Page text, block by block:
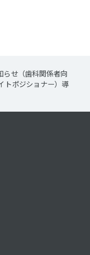
らせ（歯科関係者向
トポジショナー）導